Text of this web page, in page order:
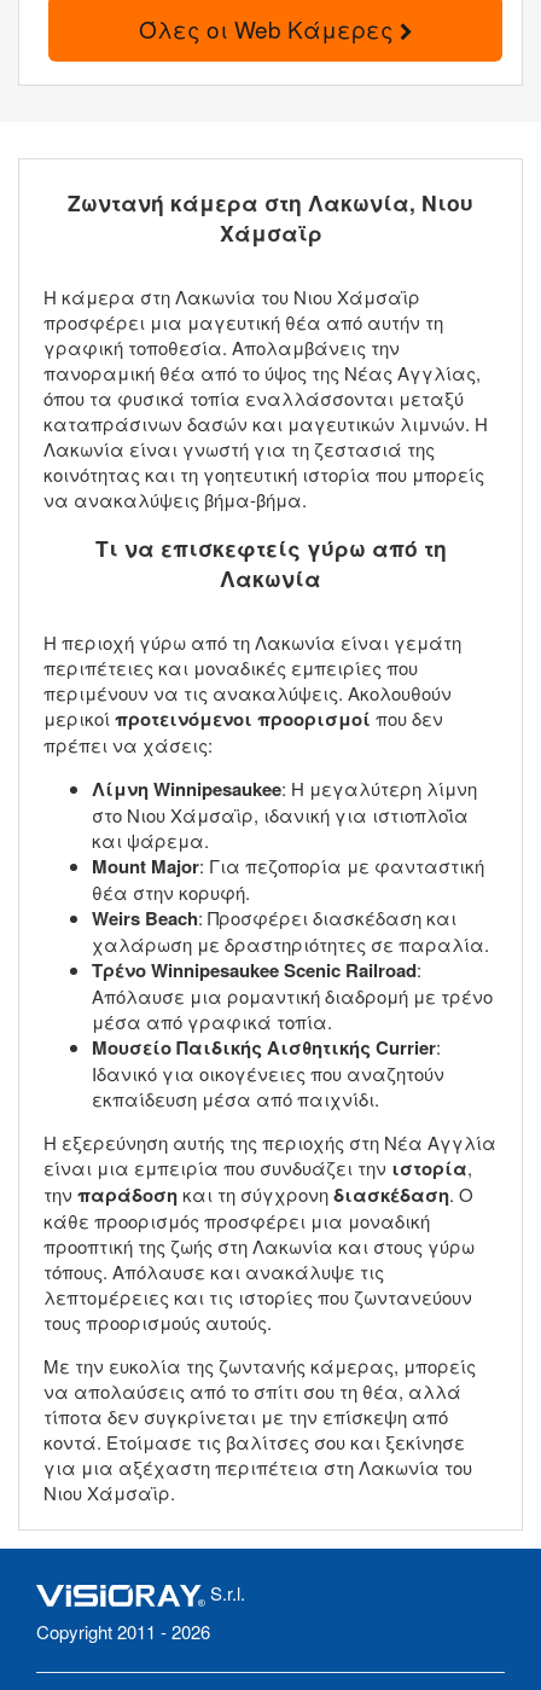
Όλες οι Web Κάμερες
Ζωντανή κάμερα στη Λακωνία, Νιου
Χάμσαϊρ
Η κάμερα στη Λακωνία του Νιου Χάμσαϊρ
προσφέρει μια μαγευτική θέα από αυτήν τη
γραφική τοποθεσία. Απολαμβάνεις την
πανοραμική θέα από το ύψος της Νέας Αγγλίας,
όπου τα φυσικά τοπία εναλλάσσονται μεταξύ
καταπράσινων δασών και μαγευτικών λιμνών. Η
Λακωνία είναι γνωστή για τη ζεστασιά της
κοινότητας και τη γοητευτική ιστορία που μπορείς
να ανακαλύψεις βήμα-βήμα.
Τι να επισκεφτείς γύρω από τη
Λακωνία
Η περιοχή γύρω από τη Λακωνία είναι γεμάτη
περιπέτειες και μοναδικές εμπειρίες που
περιμένουν να τις ανακαλύψεις. Ακολουθούν
μερικοίπροτεινόμενοι προορισμοί που δεν
πρέπει να χάσεις:
Λίμνη Winnipesaukee: Η μεγαλύτερη λίμνη
στο Νιου Χάμσαϊρ, ιδανική για ιστιοπλοΐα
και ψάρεμα.
Mount Major: Για πεζοπορία με φανταστική
θέα στην κορυφή.
Weirs Beach: Προσφέρει διασκέδαση και
χαλάρωση με δραστηριότητες σε παραλία.
Τρένο Winnipesaukee Scenic Railroad:
Απόλαυσε μια ρομαντική διαδρομή με τρένο
μέσα από γραφικά τοπία.
Μουσείο Παιδικής Αισθητικής Currier:
Ιδανικό για οικογένειες που αναζητούν
εκπαίδευση μέσα από παιχνίδι.
Η εξερεύνηση αυτής της περιοχής στη Νέα Αγγλία
είναι μια εμπειρία που συνδυάζει την ιστορία,
την παράδοσηκαι τη σύγχρονηδιασκέδαση. Ο
κάθε προορισμός προσφέρει μια μοναδική
προοπτική της ζωής στη Λακωνία και στους γύρω
τόπους. Απόλαυσε και ανακάλυψε τις
λεπτομέρειες και τις ιστορίες που ζωντανεύουν
τους προορισμούς αυτούς.
Με την ευκολία της ζωντανής κάμερας, μπορείς
να απολαύσεις από το σπίτι σου τη θέα, αλλά
τίποτα δεν συγκρίνεται με την επίσκεψη από
κοντά. Ετοίμασε τις βαλίτσες σου και ξεκίνησε
για μια αξέχαστη περιπέτεια στη Λακωνία του
Νιου Χάμσαϊρ.
S.r.l.
Copyright 2011 - 2026